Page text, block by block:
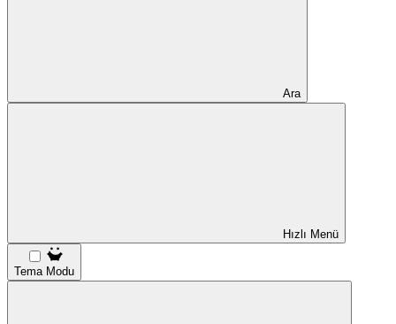
Ara
Hızlı Menü
Tema Modu